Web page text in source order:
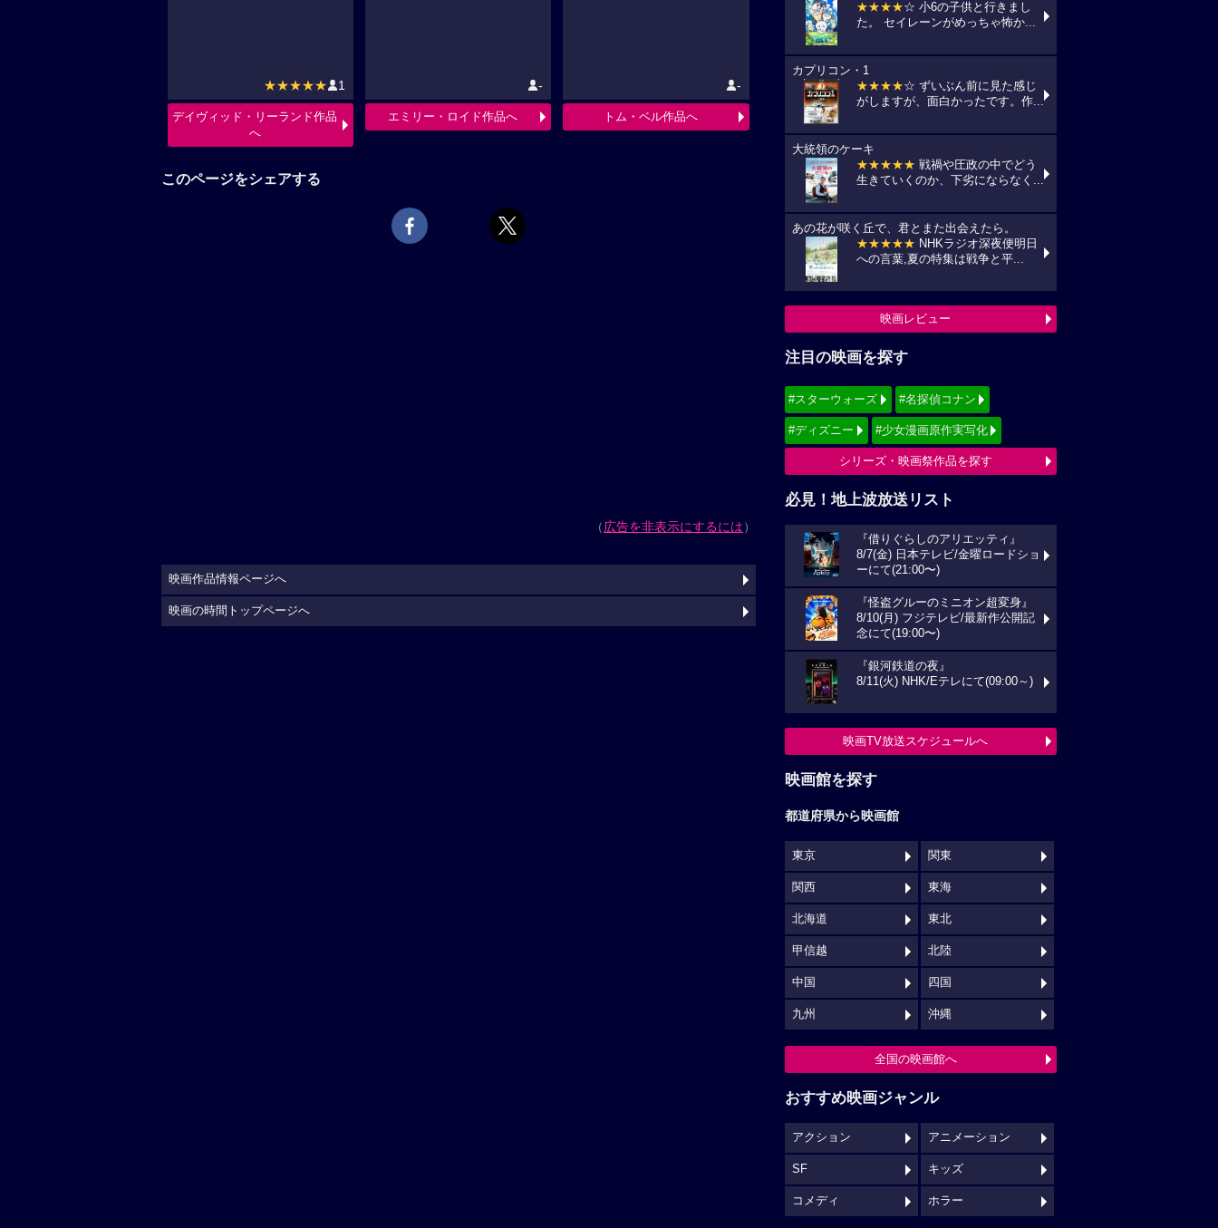
★★★★★ 1
デイヴィッド・リーランド作品
へ
-
エミリー・ロイド作品へ
-
トム・ベル作品へ
このページをシェアする
（広告を非表示にするには）
★★★★☆ 小6の子供と行きまし
た。 セイレーンがめっちゃ怖か...
カプリコン・1
★★★★☆ ずいぶん前に見た感じ
がしますが、面白かったです。作...
大統領のケーキ
★★★★★ 戦禍や圧政の中でどう
生きていくのか、下劣にならなく...
あの花が咲く丘で、君とまた出会えたら。
★★★★★ NHKラジオ深夜便明日
への言葉,夏の特集は戦争と平...
映画レビュー
注目の映画を探す
#スターウォーズ #名探偵コナン
#ディズニー #少女漫画原作実写化
シリーズ・映画祭作品を探す
必見！地上波放送リスト
『借りぐらしのアリエッティ』
8/7(金) 日本テレビ/金曜ロードショ
ーにて(21:00〜)
『怪盗グルーのミニオン超変身』
8/10(月) フジテレビ/最新作公開記
念にて(19:00〜)
『銀河鉄道の夜』
8/11(火) NHK/Eテレにて(09:00～)
映画TV放送スケジュールへ
映画館を探す
都道府県から映画館
東京 関東
関西 東海
北海道 東北
甲信越 北陸
中国 四国
九州 沖縄
全国の映画館へ
おすすめ映画ジャンル
アクション アニメーション
SF キッズ
コメディ ホラー
映画作品情報ページへ
映画の時間トップページへ